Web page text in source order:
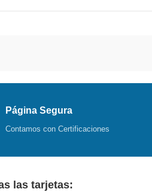
Página Segura
Contamos con Certificaciones
las tarjetas: